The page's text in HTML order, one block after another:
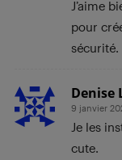
J’aime
pour
sécurité.
Denise
9 janvier
Je les
cute.